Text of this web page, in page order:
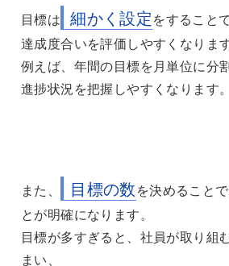
目標は 細かく設定をすることで
達成度合いを評価しやすくなります
例えば、年間の目標を月単位に分
進捗状況を把握しやすくなります。
また、 目標の数を決めること
とが明確になります。
目標が多すぎると、社員が取り組
まい、